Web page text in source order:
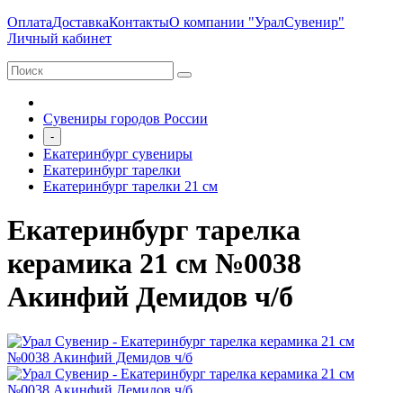
ОплатаДоставкаКонтактыО компании "УралСувенир"
Личный кабинет
Сувениры городов России
-
Екатеринбург сувениры
Екатеринбург тарелки
Екатеринбург тарелки 21 см
Екатеринбург тарелка
керамика 21 см №0038
Акинфий Демидов ч/б